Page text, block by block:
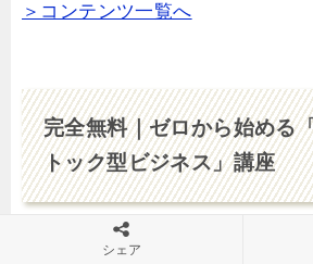
＞コンテンツ一覧へ
完全無料｜ゼロから始める
トック型ビジネス」講座
このブログが「生成AI × ネットビ
シェア